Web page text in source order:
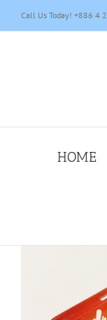
content
Call Us Today! +886 4
HOME